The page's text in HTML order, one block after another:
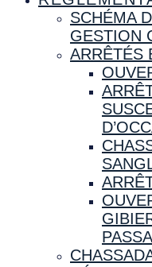
SCHÉMA
GESTION
ARRÊTÉS